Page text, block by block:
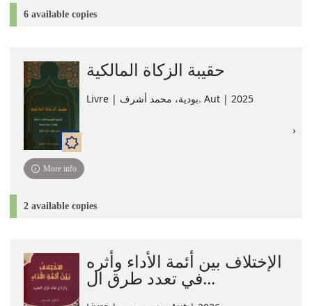
6 available copies
حقيبة الزكاة المالكية
Livre | بودية، محمد أشرف. Aut | 2025
More info
2 available copies
الإختلاف بين أئمة الأداء وأثره
في تعدد طرق ال...